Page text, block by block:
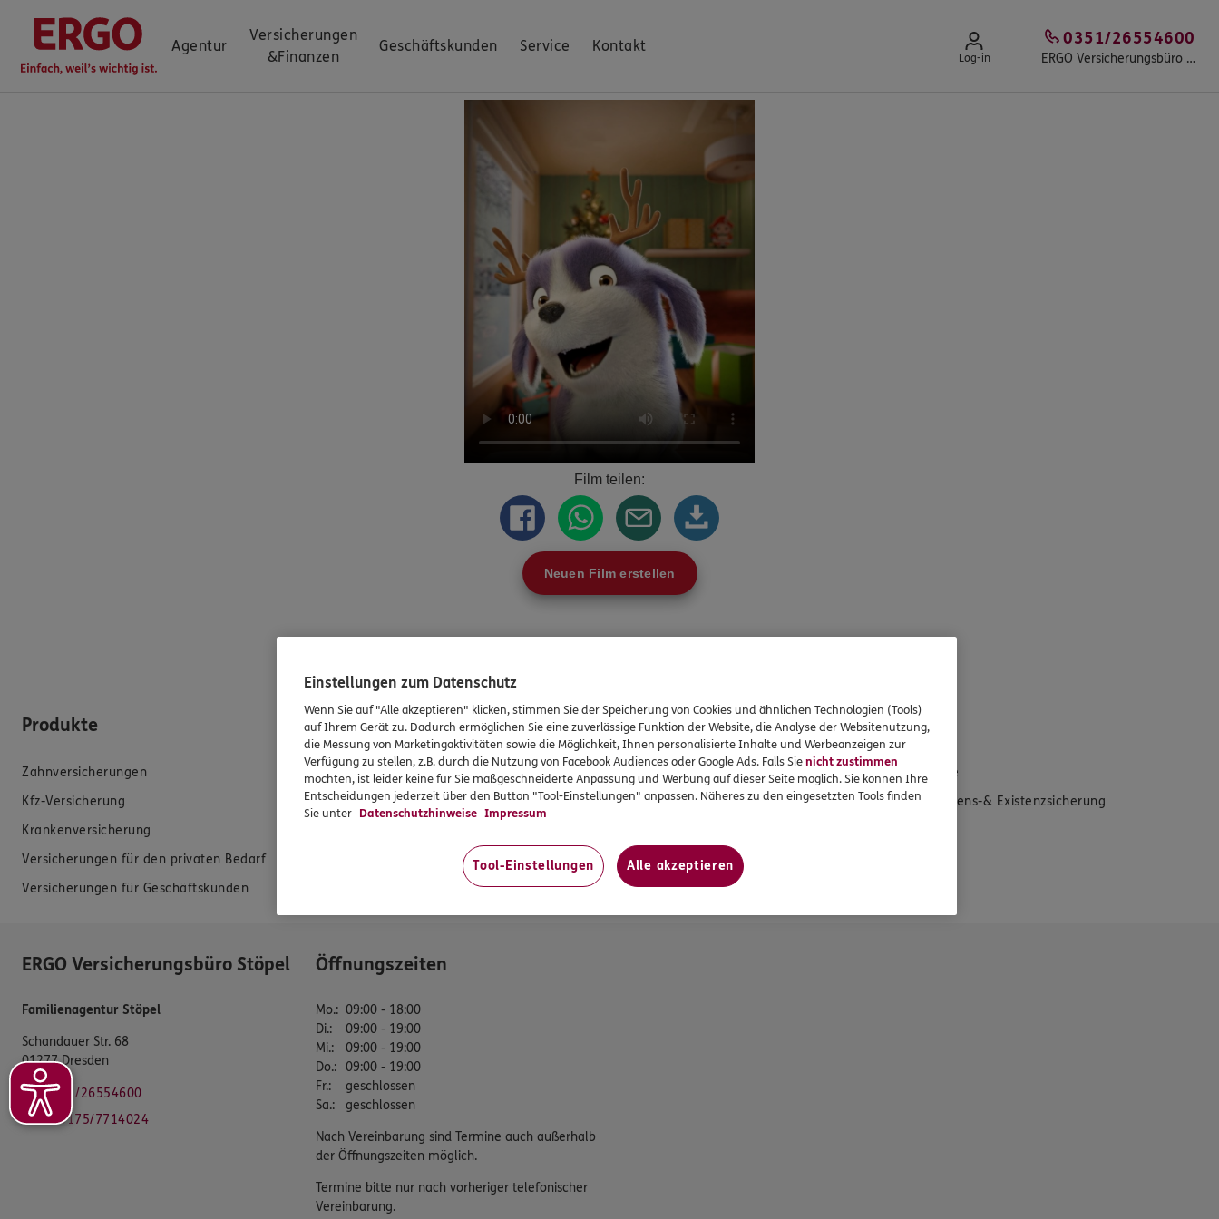
Agentur
Versicherungen
&Finanzen
Geschäftskunden Service Kontakt
Log-in ERGO Versicherungsbüro Stöpel
0351/26554600
Produkte
Zahnversicherungen
Kfz-Versicherung
Krankenversicherung
Versicherungen für den privaten Bedarf
Versicherungen für Geschäftskunden
Hilfe & Services
E-Mail schreiben
Schaden melden
EU-Offenlegungsvereinbarung
Das könnte Sie auch interessieren
Unsere Agentur
Standorte
Sponsoring
Einkommens-& Existenzsicherung
ERGO Versicherungsbüro Stöpel
Familienagentur Stöpel
Schandauer Str. 68
01277 Dresden
Tel: 0351/26554600
Mobil: 0175/7714024
Öffnungszeiten
Mo.: 09:00 - 18:00
Di.:
09:00 - 19:00
Mi.:
09:00 - 19:00
Do.: 09:00 - 19:00
Fr.:
geschlossen
Sa.: geschlossen
Nach Vereinbarung sind Termine auch außerhalb
der Öffnungszeiten möglich.
Termine bitte nur nach vorheriger telefonischer
Vereinbarung.
Einstellungen zum Datenschutz
Wenn Sie auf "Alle akzeptieren" klicken, stimmen Sie der Speicherung von Cookies und ähnlichen Technologien (Tools)
auf Ihrem Gerät zu. Dadurch ermöglichen Sie eine zuverlässige Funktion der Website, die Analyse der Websitenutzung,
die Messung von Marketingaktivitäten sowie die Möglichkeit, Ihnen personalisierte Inhalte und Werbeanzeigen zur
Verfügung zu stellen, z.B. durch die Nutzung von Facebook Audiences oder Google Ads. Falls Sienicht zustimmen
möchten, ist leider keine für Sie maßgeschneiderte Anpassung und Werbung auf dieser Seite möglich. Sie können Ihre
Entscheidungen jederzeit über den Button "Tool-Einstellungen" anpassen. Näheres zu den eingesetzten Tools finden
Sie unter Datenschutzhinweise Impressum
Tool-Einstellungen Alle akzeptieren